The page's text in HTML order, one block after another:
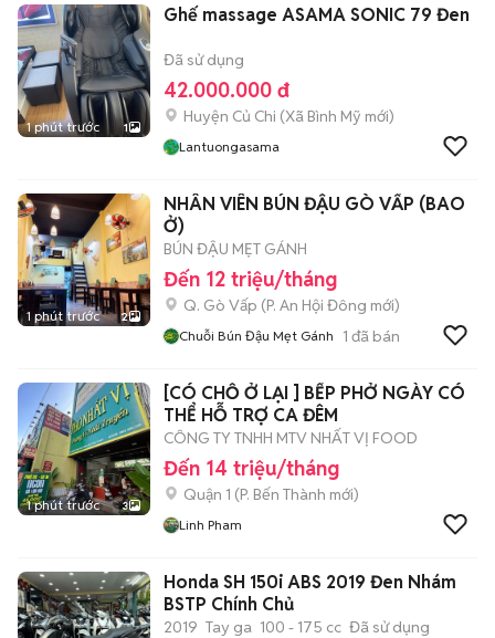
1 phút trước 1
Ghế massage ASAMA SONIC 79 Đen
Đã sử dụng
42.000.000 đ
Huyện Củ Chi (Xã Bình Mỹ mới)
Lantuongasama
1 phút trước 2
NHÂN VIÊN BÚN ĐẬU GÒ VẤP (BAO
Ở)
BÚN ĐẬU MẸT GÁNH
Đến 12 triệu/tháng
Q. Gò Vấp (P. An Hội Đông mới)
Chuỗi Bún Đậu Mẹt Gánh 1 đã bán
1 phút trước 3
[CÓ CHỖ Ở LẠI ] BẾP PHỞ NGÀY CÓ
THỂ HỖ TRỢ CA ĐÊM
CÔNG TY TNHH MTV NHẤT VỊ FOOD
Đến 14 triệu/tháng
Quận 1 (P. Bến Thành mới)
Linh Pham
Honda SH 150i ABS 2019 Đen Nhám
BSTP Chính Chủ
2019 Tay ga 100 - 175 cc Đã sử dụng